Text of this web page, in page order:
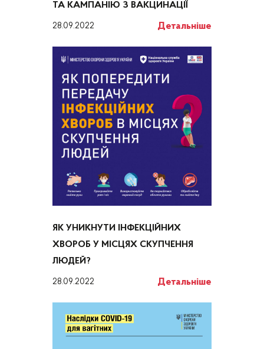
ТА КАМПАНІЮ З ВАКЦИНАЦІЇ
28.09.2022 Детальніше
ЯК УНИКНУТИ ІНФЕКЦІЙНИХ
ХВОРОБ У МІСЦЯХ СКУПЧЕННЯ
ЛЮДЕЙ?
28.09.2022 Детальніше